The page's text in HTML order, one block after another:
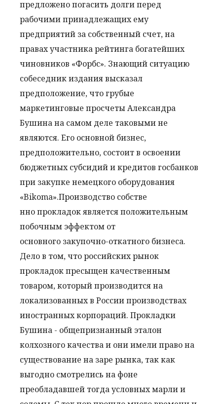
предложено погасить долги перед
рабочими принадлежащих ему
предприятий за собственный счет, на
правах участника рейтинга богатейших
чиновников «Форбс». Знающий ситуацию
собеседник издания высказал
предположение, что грубые
маркетинговые просчеты Александра
Бушина на самом деле таковыми не
являются. Его основной бизнес,
предположительно, состоит в освоении
бюджетных субсидий и кредитов госбанков
при закупке немецкого оборудования
«Bikoma».Производство собстве
нно прокладок является положительным
побочным эффектом от
основного закупочно-откатного бизнеса.
Дело в том, что российских рынок
прокладок пресыщен качественным
товаром, который производится на
локализованных в России производствах
иностранных корпораций. Прокладки
Бушина - общепризнанный эталон
колхозного качества и они имели право на
существование на заре рынка, так как
выгодно смотрелись на фоне
преобладавшей тогда условных марли и